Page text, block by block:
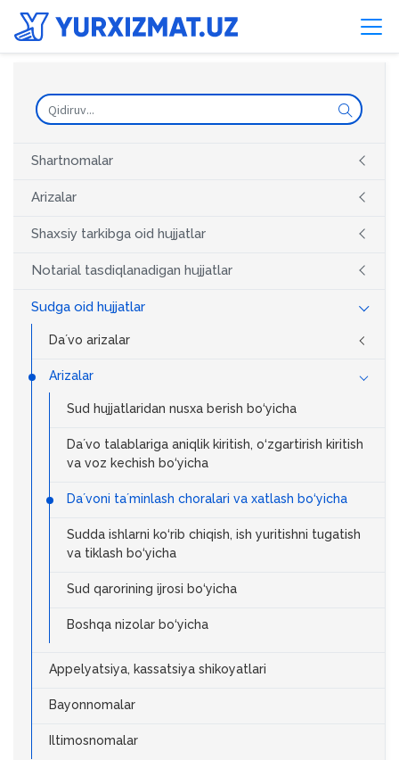
Shartnomalar
Arizalar
Shaxsiy tarkibga oid hujjatlar
Notarial tasdiqlanadigan hujjatlar
Sudga oid hujjatlar
Daʼvo arizalar
Arizalar
Sud hujjatlaridan nusxa berish bo‘yicha
Daʼvo talablariga aniqlik kiritish, o‘zgartirish kiritish
va voz kechish bo‘yicha
Daʼvoni taʼminlash choralari va xatlash bo‘yicha
Sudda ishlarni ko‘rib chiqish, ish yuritishni tugatish
va tiklash bo‘yicha
Sud qarorining ijrosi bo‘yicha
Boshqa nizolar bo‘yicha
Appelyatsiya, kassatsiya shikoyatlari
Bayonnomalar
Iltimosnomalar